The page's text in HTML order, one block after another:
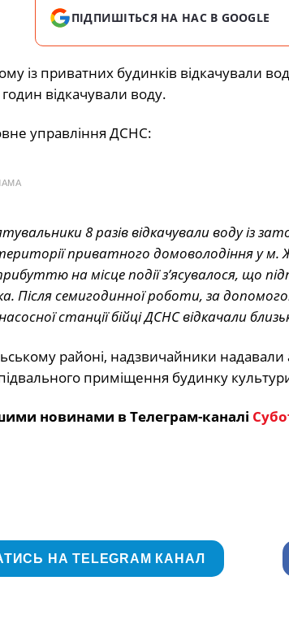
ПІДПИШІТЬСЯ НА НАС В GOOGLE
із приватних будинків відкачували
відкачували воду.
управління ДСНС:
8 разів відкачували воду із
приватного домоволодіння у
на місце події з’ясувалося, що
Після семигодинної роботи, за
станції бійці ДСНС відкачали
районі, надзвичайники
приміщення будинку
новинами в Телеграм-каналі
НА TELEGRAM КАНАЛ